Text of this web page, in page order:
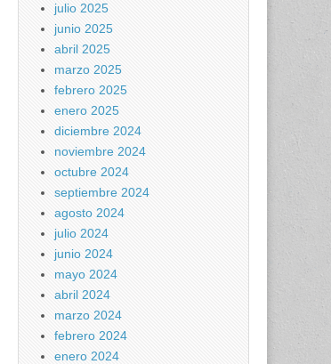
julio 2025
junio 2025
abril 2025
marzo 2025
febrero 2025
enero 2025
diciembre 2024
noviembre 2024
octubre 2024
septiembre 2024
agosto 2024
julio 2024
junio 2024
mayo 2024
abril 2024
marzo 2024
febrero 2024
enero 2024